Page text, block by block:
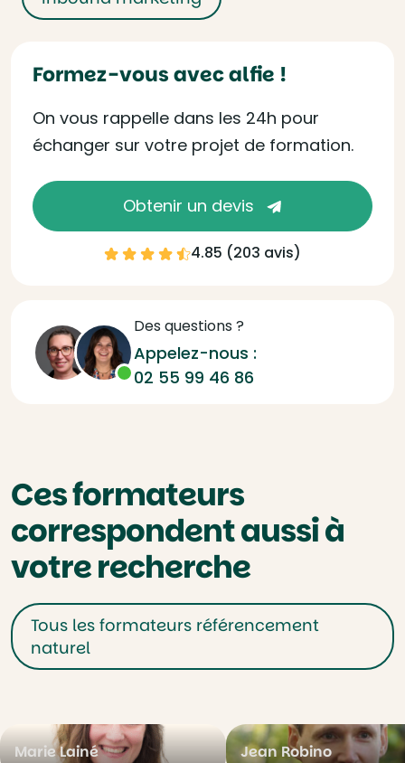
Formez-vous avec alfie !
On vous rappelle dans les 24h pour
échanger sur votre projet de formation.
Obtenir un devis
4.85 (203 avis)
Des questions ?
Appelez-nous :
02 55 99 46 86
Ces formateurs
correspondent aussi à
votre recherche
Tous les formateurs référencement
naturel
Marie Lainé Jean Robino